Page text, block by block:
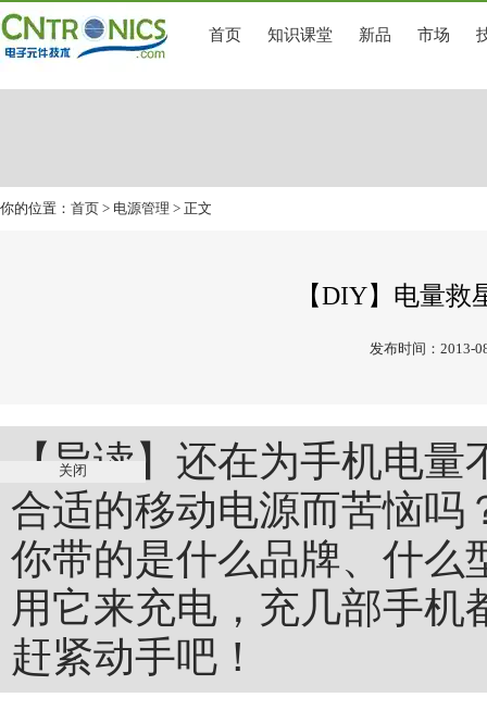
首页 知识课堂 新品 市场
你的位置： 首页 > 电源管理 > 正文
【DIY】电量
发布时间：2013-
【导读】还在为手机电
合适的移动电源而苦恼吗
你带的是什么品牌、什么
用它来充电，充几部手机
赶紧动手吧！
关闭